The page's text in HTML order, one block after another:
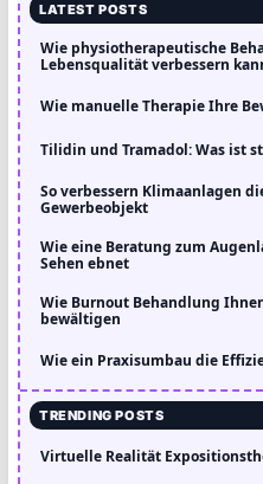
LATEST POSTS
Wie physiotherapeutische
Lebensqualität verbessern
Wie manuelle Therapie Ihre
Tilidin und Tramadol: Was ist
So verbessern Klimaanlagen
Gewerbeobjekt
Wie eine Beratung zum
Sehen ebnet
Wie Burnout Behandlung
bewältigen
Wie ein Praxisumbau die
TRENDING POSTS
Virtuelle Realität